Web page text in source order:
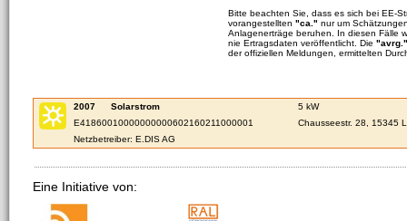
Bitte beachten Sie, dass es sich bei EE-
vorangestellten "ca." nur um
Anlagenerträge beruhen. In diesen Fälle
nie Ertragsdaten veröffentlicht. Die "avrg."
der offiziellen Meldungen, ermittelten
2007 Solarstrom
5 kW
E41860010000000000602160211000001
Chausseestr. 28, 15345
Netzbetreiber: E.DIS AG
Eine Initiative von: